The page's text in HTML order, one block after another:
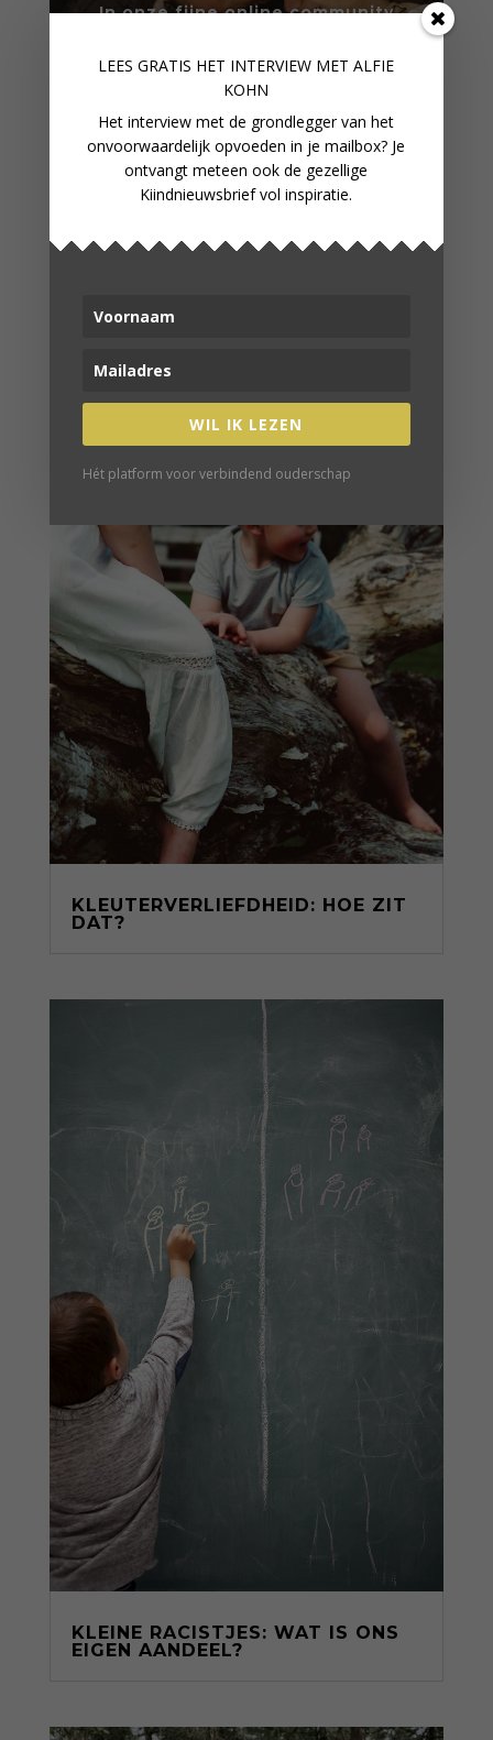
In onze fijne online community
COMMUNITY
KLEUTERVERLIEFDHEID: HOE ZIT
DAT?
KLEINE RACISTJES: WAT IS ONS
EIGEN AANDEEL?
LEES GRATIS HET INTERVIEW MET ALFIE
KOHN
Het interview met de grondlegger van het
onvoorwaardelijk opvoeden in je mailbox? Je
ontvangt meteen ook de gezellige
Kiindnieuwsbrief vol inspiratie.
WIL IK LEZEN
Hét platform voor verbindend ouderschap